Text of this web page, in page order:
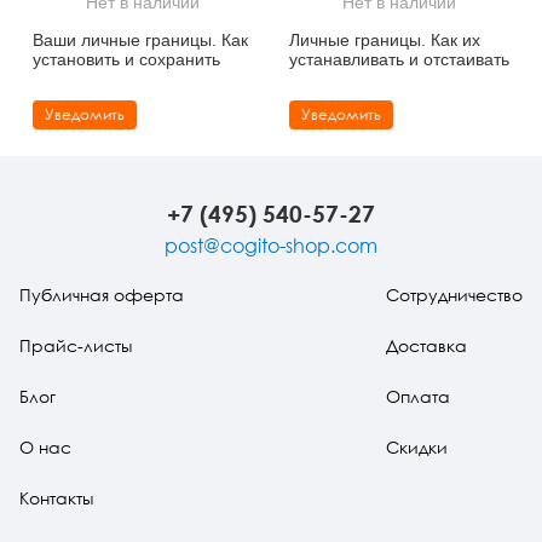
Сказкотерапия
Другие направления психотерапии
Психофизиология
Социальная психология
Учебная литература
Классический и юнгианский психоанализ
Ваши личные границы. Как
установить и сохранить
Уведомить
Личные границы. Как их
устанавливать и отстаивать
Уведомить
+7 (495) 540-57-27
post@cogito-shop.com
Публичная оферта
Прайс-листы
Блог
О нас
Контакты
Сотрудничество
Доставка
Оплата
Скидки